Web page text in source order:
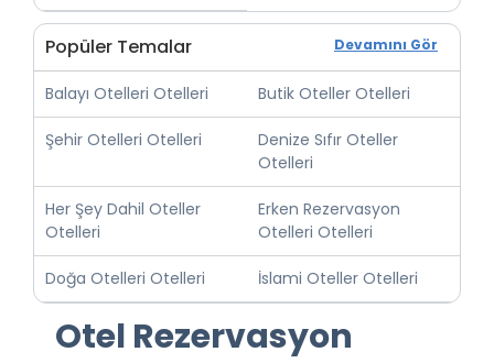
Popüler Temalar Devamını Gör
Balayı Otelleri Otelleri Butik Oteller Otelleri
Şehir Otelleri Otelleri
Denize Sıfır Oteller
Otelleri
Her Şey Dahil Oteller
Otelleri
Erken Rezervasyon
Otelleri Otelleri
Doğa Otelleri Otelleri İslami Oteller Otelleri
Otel Rezervasyon